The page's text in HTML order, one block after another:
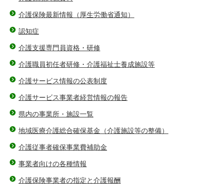
介護保険最新情報（厚生労働省通知）
認知症
介護支援専門員資格・研修
介護職員初任者研修・介護福祉士養成施設等
介護サービス情報の公表制度
介護サービス事業者経営情報の報告
県内の事業所・施設一覧
地域医療介護総合確保基金（介護施設等の整備）
介護従事者確保事業費補助金
事業者向けの各種情報
介護保険事業者の指定と介護報酬